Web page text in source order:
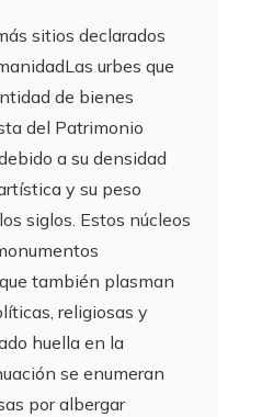
sitios declarados
urbes que
de bienes
del Patrimonio
a su densidad
y su peso
siglos. Estos núcleos
también plasman
religiosas y
huella en la
se enumeran
por albergar